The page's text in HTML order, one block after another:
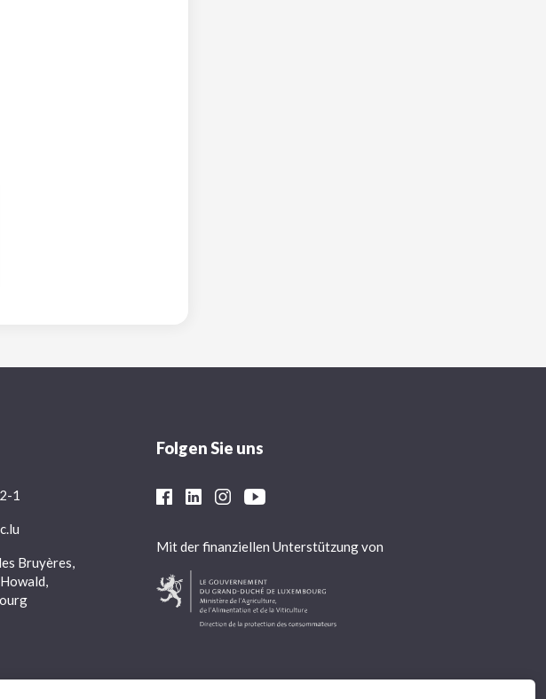
1
Bruyères,
Folgen Sie uns
Mit der finanziellen Unterstützung von